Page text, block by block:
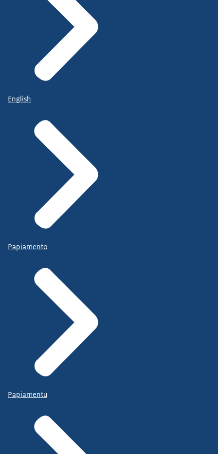
English
Papiamento
Papiamentu